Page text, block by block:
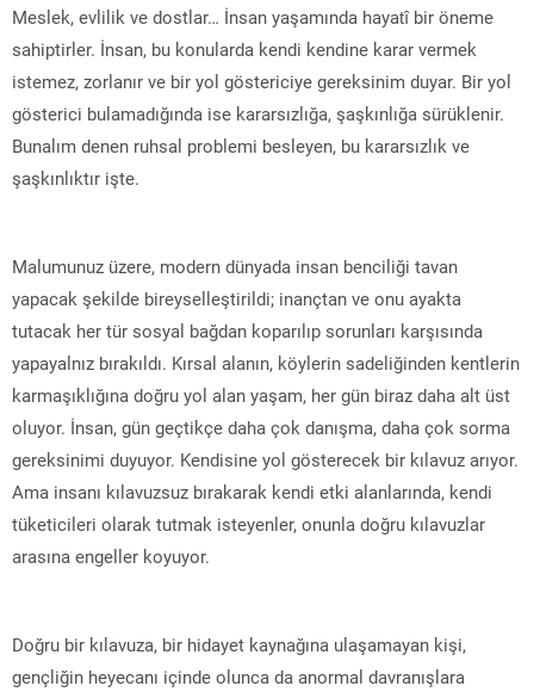
Meslek, evlilik ve dostlar… İnsan yaşamında hayatî bir öneme
sahiptirler. İnsan, bu konularda kendi kendine karar vermek
istemez, zorlanır ve bir yol göstericiye gereksinim duyar. Bir yol
gösterici bulamadığında ise kararsızlığa, şaşkınlığa sürüklenir.
Bunalım denen ruhsal problemi besleyen, bu kararsızlık ve
şaşkınlıktır işte.
Malumunuz üzere, modern dünyada insan benciliği tavan
yapacak şekilde bireyselleştirildi; inançtan ve onu ayakta
tutacak her tür sosyal bağdan koparılıp sorunları karşısında
yapayalnız bırakıldı. Kırsal alanın, köylerin sadeliğinden kentlerin
karmaşıklığına doğru yol alan yaşam, her gün biraz daha alt üst
oluyor. İnsan, gün geçtikçe daha çok danışma, daha çok sorma
gereksinimi duyuyor. Kendisine yol gösterecek bir kılavuz arıyor.
Ama insanı kılavuzsuz bırakarak kendi etki alanlarında, kendi
tüketicileri olarak tutmak isteyenler, onunla doğru kılavuzlar
arasına engeller koyuyor.
Doğru bir kılavuza, bir hidayet kaynağına ulaşamayan kişi,
gençliğin heyecanı içinde olunca da anormal davranışlara